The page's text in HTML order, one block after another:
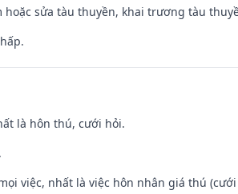
sửa tàu thuyền, khai trương tàu
là hôn thú, cưới hỏi.
việc, nhất là việc hôn nhân giá thú